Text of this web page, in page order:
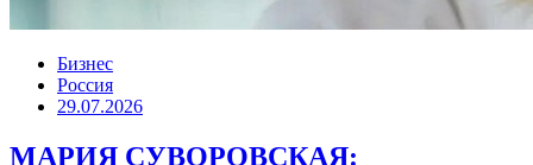
Бизнес
Россия
29.07.2026
МАРИЯ СУВОРОВСКАЯ: